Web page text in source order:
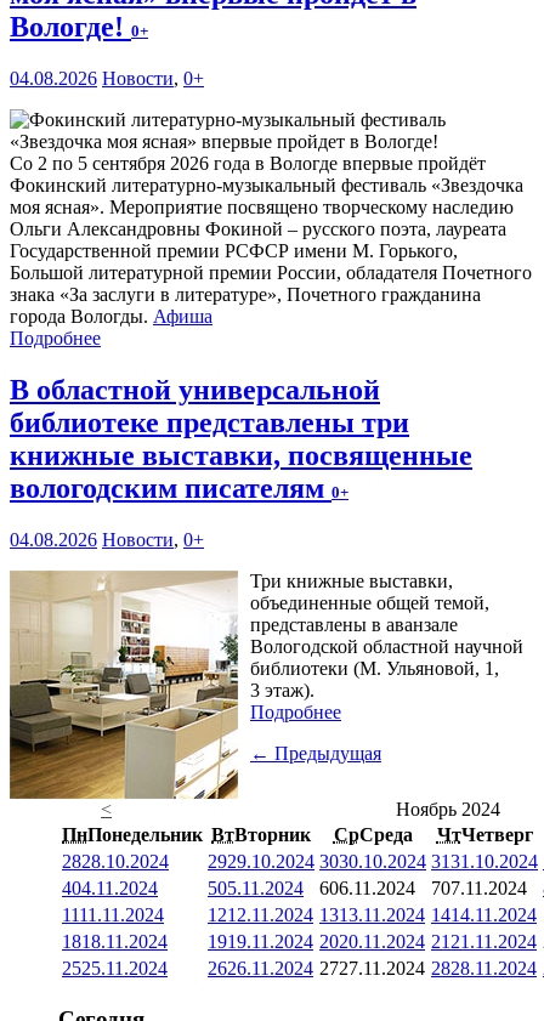
Вологде! 0+
04.08.2026 Новости, 0+
Со 2 по 5 сентября 2026 года в Вологде впервые пройдёт
Фокинский литературно-музыкальный фестиваль «Звездочка
моя ясная». Мероприятие посвящено творческому наследию
Ольги Александровны Фокиной – русского поэта, лауреата
Государственной премии РСФСР имени М. Горького,
Большой литературной премии России, обладателя Почетного
знака «За заслуги в литературе», Почетного гражданина
города Вологды. Афиша
Подробнее
В областной универсальной
библиотеке представлены три
книжные выставки, посвященные
вологодским писателям 0+
04.08.2026 Новости, 0+
Три книжные выставки,
объединенные общей темой,
представлены в аванзале
Вологодской областной научной
библиотеки (М. Ульяновой, 1,
3 этаж).
Подробнее
← Предыдущая
<
Ноябрь 2024
ПнПонедельник ВтВторник СрСреда ЧтЧетверг
2828.10.2024 2929.10.2024 3030.10.2024 3131.10.2024
404.11.2024 505.11.2024 606.11.2024 707.11.2024
1111.11.2024 1212.11.2024 1313.11.2024 1414.11.2024
1818.11.2024 1919.11.2024 2020.11.2024 21 21.11.2024
2525.11.2024 2626.11.2024 2727.11.2024 2828.11.2024